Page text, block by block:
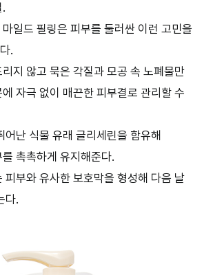
일드 필링은 피부를 둘러싼 이런 고민을
.
지 않고 묵은 각질과 모공 속 노폐물만
자극 없이 매끈한 피부결로 관리할 수
어난 식물 유래 글리세린을 함유해
촉촉하게 유지해준다.
피부와 유사한 보호막을 형성해 다음 날
다.